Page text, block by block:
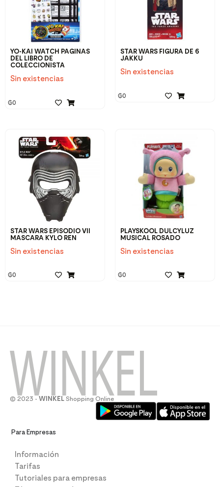
YO-KAI WATCH PAGINAS
DEL LIBRO DE
COLECCIONISTA
Sin existencias
₲0
STAR WARS FIGURA DE 6
JAKKU
Sin existencias
₲0
STAR WARS EPISODIO VII
MASCARA KYLO REN
Sin existencias
₲0
PLAYSKOOL DULCYLUZ
MUSICAL ROSADO
Sin existencias
₲0
© 2023 - WINKEL Shopping Online
Para Empresas
Información
Tarifas
Tutoriales para empresas